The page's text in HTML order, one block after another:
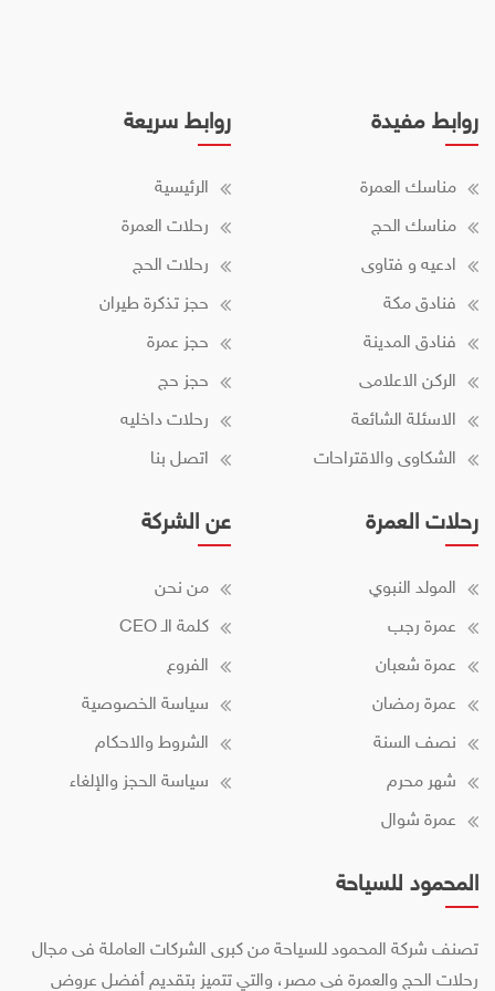
روابط سريعة
الرئيسية
رحلات العمرة
رحلات الحج
حجز تذكرة طيران
حجز عمرة
حجز حج
رحلات داخليه
اتصل بنا
روابط مفيدة
مناسك العمرة
مناسك الحج
ادعيه و فتاوى
فنادق مكة
فنادق المدينة
الركن الاعلامى
الاسئلة الشائعة
الشكاوى والاقتراحات
عن الشركة
من نحن
كلمة الـ CEO
الفروع
سياسة الخصوصية
الشروط والاحكام
سياسة الحجز والإلغاء
رحلات العمرة
المولد النبوي
عمرة رجب
عمرة شعبان
عمرة رمضان
نصف السنة
شهر محرم
عمرة شوال
المحمود للسياحة
تصنف شركة المحمود للسياحة من كبرى الشركات العاملة فى مجال
رحلات الحج والعمرة فى مصر، والتي تتميز بتقديم أفضل عروض